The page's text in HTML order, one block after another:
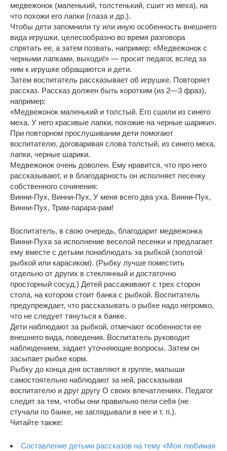
медвежонок (маленький, толстенький, сшит из меха), на
что похожи его лапки (глаза и др.).
Чтобы дети запомнили ту или иную особенность внешнего
вида игрушки, целесообразно во время разговора
спрятать ее, а затем позвать, например: «Медвежонок с
черными лапками, выходи!» — просит педагог, вслед за
ним к игрушке обращаются и дети.
Затем воспитатель рассказывает об игрушке. Повторяет
рассказ. Рассказ должен быть коротким (из 2—3 фраз),
например:
«Медвежонок маленький и толстый. Его сшили из синего
меха. У него красивые лапки, похожие на черные шарики».
При повторном прослушивании дети помогают
воспитателю, договаривая слова толстый, из синего меха,
лапки, черные шарики.
Медвежонок очень доволен. Ему нравится, что про него
рассказывают, и в благодарность он исполняет песенку
собственного сочинения:
Винни-Пух, Винни-Пух, У меня всего два уха. Винни-Пух,
Винни-Пух, Трам-парара-рам!
Воспитатель, в свою очередь, благодарит медвежонка
Винни-Пуха за исполнение веселой песенки и предлагает
ему вместе с детьми понаблюдать за рыбкой (золотой
рыбкой или карасиком). (Рыбку лучше поместить
отдельно от других в стеклянный и достаточно
просторный сосуд.) Детей рассаживают с трех сторон
стола, на котором стоит банка с рыбкой. Воспитатель
предупреждает, что рассказывать о рыбке надо негромко,
что не следует тянуться к банке.
Дети наблюдают за рыбкой, отмечают особенности ее
внешнего вида, поведения. Воспитатель руководит
наблюдением, задает уточняющие вопросы. Затем он
засыпает рыбке корм.
Рыбку до конца дня оставляют в группе, малыши
самостоятельно наблюдают за ней, рассказывая
воспитателю и друг другу О своих впечатлениях. Педагог
следит за тем, чтобы они правильно пели себя (не
стучали по банке, не заглядывали в нее и т. п.).
Читайте также:
Составление детьми рассказов на тему «Моя любимая